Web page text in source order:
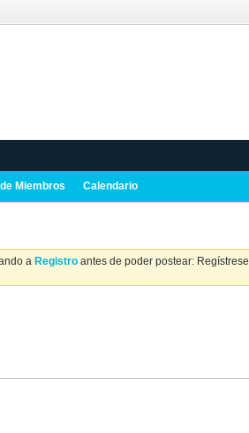
Miembros Calendario
a Registro antes de poder postear: